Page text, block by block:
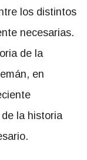
los distintos
necesarias.
de la
en
la historia